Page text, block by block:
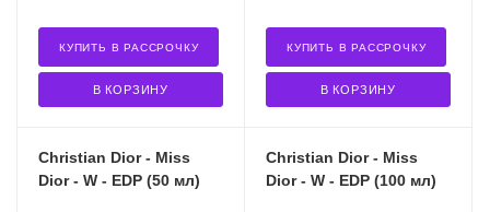
В КОРЗИНУ
КУПИТЬ В РАССРОЧКУ
В КОРЗИНУ
КУПИТЬ В РАССРОЧКУ
Christian Dior - Miss
Dior - W - EDP (50 мл)
Christian Dior - Miss
Dior - W - EDP (100 мл)